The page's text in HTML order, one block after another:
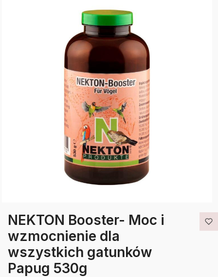
NEKTON Booster- Moc i
wzmocnienie dla
wszystkich gatunków
Papug 530g